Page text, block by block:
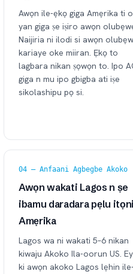
Awọn ile-ẹkọ giga Amẹrika ti o
yan giga ṣe iṣiro awọn
Naijiria ni ilodi si awọn
kariaye oke miiran. Ẹkọ to
lagbara nikan ṣọwọn to. Ipo
giga n mu ipo gbigba ati iṣe
sikolashipu pọ si.
04 — Anfaani Agbegbe Akoko
Awọn wakati Lagos n ṣe
ibamu daradara pẹlu itọni
Amẹrika
Lagos wa ni wakati 5–6 nikan
kiwaju Akoko Ila-oorun US.
ki awọn akoko Lagos lẹhin ile-